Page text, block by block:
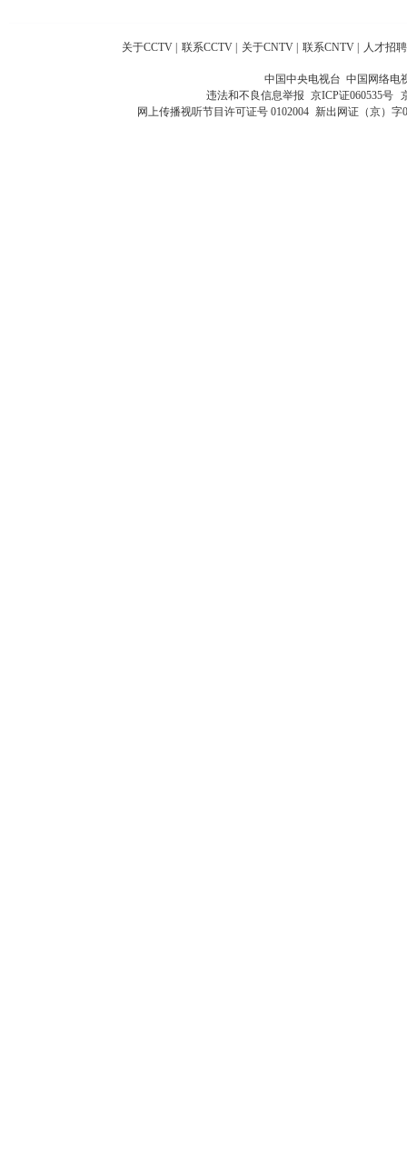
关于CCTV 联系CCTV 关于CNTV 联系CNTV 人才招聘
中国中央电视台 中国网络电
违法和不良信息举报 京ICP证060535号
网上传播视听节目许可证号 0102004 新出网证（京）